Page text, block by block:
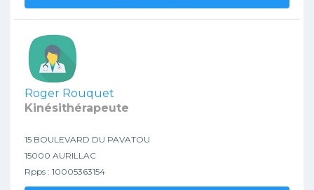
Roger Rouquet
Kinésithérapeute
15 BOULEVARD DU PAVATOU
15000 AURILLAC
Rpps : 10005363154